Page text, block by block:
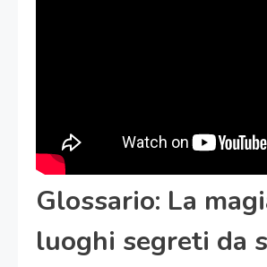
Glossario: La
luoghi segreti da